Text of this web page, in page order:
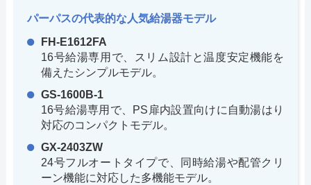
パーパスの代表的な人気給湯器モデル
FH-E1612FA
16号給湯専用で、スリム設計と温度安定機能を
備えたシンプルモデル。
GS-1600B-1
16号給湯専用で、PS扉内設置向けに自動湯はり
対応のコンパクトモデル。
GX-2403ZW
24号フルオートタイプで、同時給湯や配管クリ
ーン機能に対応した多機能モデル。